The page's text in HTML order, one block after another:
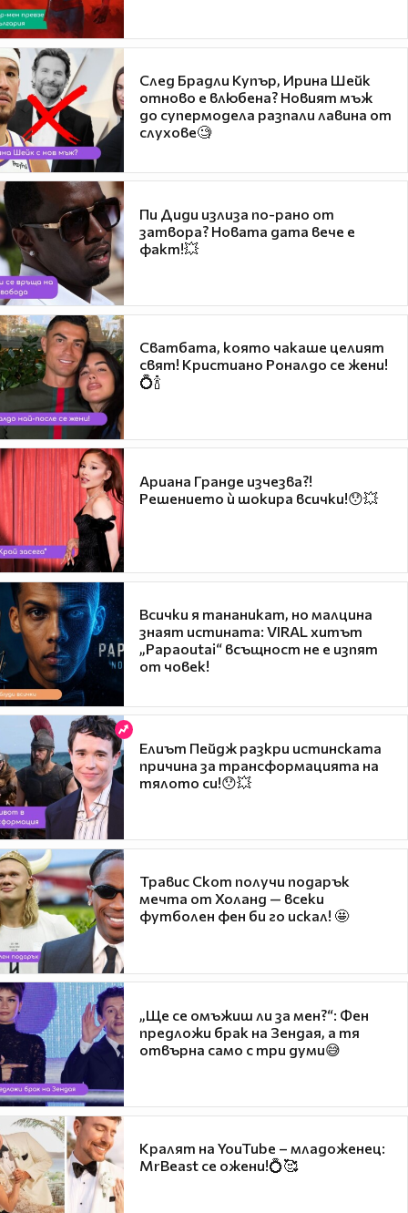
След Брадли Купър, Ирина Шейк
отново е влюбена? Новият мъж
до супермодела разпали лавина от
слухове🧐
Пи Диди излиза по-рано от
затвора? Новата дата вече е
факт!💥
Сватбата, която чакаше целият
свят! Кристиано Роналдо се жени!
💍🍾
Ариана Гранде изчезва?!
Решението ѝ шокира всички!😯💥
Всички я тананикат, но малцина
знаят истината: VIRAL хитът
„Papaoutai“ всъщност не е изпят
от човек!
Елиът Пейдж разкри истинската
причина за трансформацията на
тялото си!😯💥
Травис Скот получи подарък
мечта от Холанд — всеки
футболен фен би го искал! 🤩
„Ще се омъжиш ли за мен?“: Фен
предложи брак на Зендая, а тя
отвърна само с три думи😅
Кралят на YouTube – младоженец:
MrBeast се ожени!💍🥰